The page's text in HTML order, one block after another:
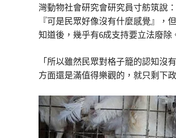
灣動物社會研究會研究員寸舫筑說
『可是民眾好像沒有什麼感覺』
知道後，幾乎有6成支持要立法廢除
「所以雖然民眾對格子籠的認知
方面還是滿值得樂觀的，就只剩下